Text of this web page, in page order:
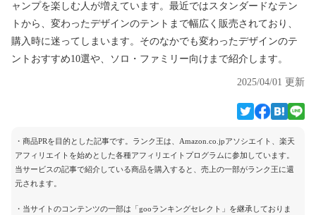
ャンプを楽しむ人が増えています。最近ではスタンダードなテン
トから、変わったデザインのテントまで幅広く販売されており、
購入時に迷ってしまいます。そのなかでも変わったデザインのテ
ントおすすめ10選や、ソロ・ファミリー向けまで紹介します。
2025/04/01 更新
・商品PRを目的とした記事です。ランク王は、Amazon.co.jpアソシエイト、楽天
アフィリエイトを始めとした各種アフィリエイトプログラムに参加しています。
当サービスの記事で紹介している商品を購入すると、売上の一部がランク王に還
元されます。
・当サイトのコンテンツの一部は「gooランキングセレクト」を継承しておりま